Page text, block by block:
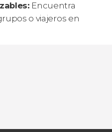
Encuentra
o viajeros en